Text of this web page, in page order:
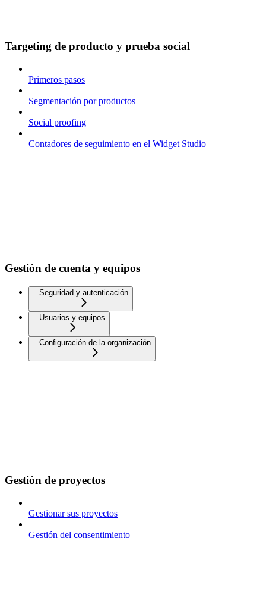
Targeting de producto y prueba social
Primeros pasos
Segmentación por productos
Social proofing
Contadores de seguimiento en el Widget Studio
Gestión de cuenta y equipos
Seguridad y autenticación
Usuarios y equipos
Configuración de la organización
Gestión de proyectos
Gestionar sus proyectos
Gestión del consentimiento